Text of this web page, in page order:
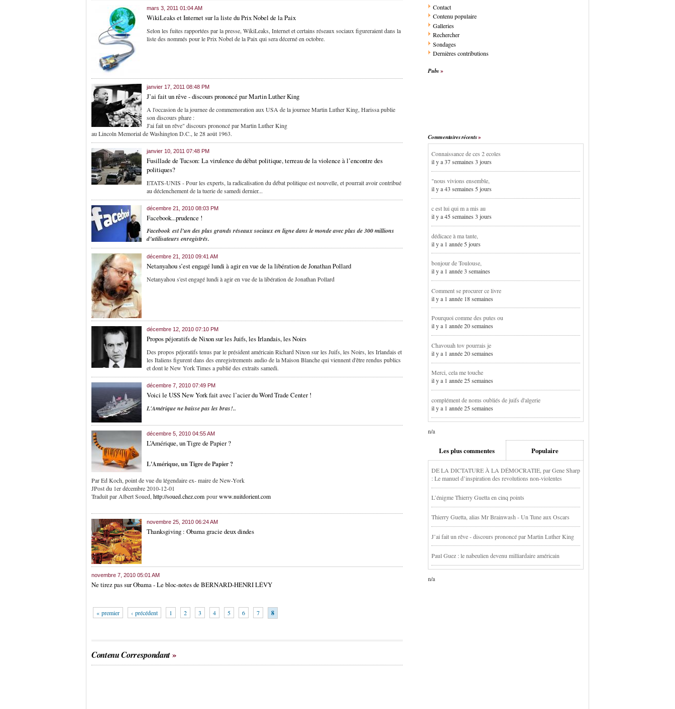
mars 3, 2011 01:04 AM
WikiLeaks et Internet sur la liste du Prix Nobel de la Paix
Selon les fuites rapportées par la presse, WikiLeaks, Internet et certains réseaux sociaux figureraient dans la
liste des nommés pour le Prix Nobel de la Paix qui sera décerné en octobre.
janvier 17, 2011 08:48 PM
J’ai fait un rêve - discours prononcé par Martin Luther King
A l'occasion de la journee de commemoration aux USA de la journee Martin Luther King, Harissa publie
son discours phare :
J'ai fait un rêve" discours prononcé par Martin Luther King
au Lincoln Memorial de Washington D.C., le 28 août 1963.
janvier 10, 2011 07:48 PM
Fusillade de Tucson: La virulence du débat politique, terreau de la violence à l’encontre des
politiques?
ETATS-UNIS - Pour les experts, la radicalisation du débat politique est nouvelle, et pourrait avoir contribué
au déclenchement de la tuerie de samedi dernier...
décembre 21, 2010 08:03 PM
Facebook...prudence !
Facebook est l’un des plus grands réseaux sociaux en ligne dans le monde avec plus de 300 millions
d’utilisateurs enregistrés.
décembre 21, 2010 09:41 AM
Netanyahou s’est engagé lundi à agir en vue de la libération de Jonathan Pollard
Netanyahou s'est engagé lundi à agir en vue de la libération de Jonathan Pollard
décembre 12, 2010 07:10 PM
Propos péjoratifs de Nixon sur les Juifs, les Irlandais, les Noirs
Des propos péjoratifs tenus par le président américain Richard Nixon sur les Juifs, les Noirs, les Irlandais et
les Italiens figurent dans des enregistrements audio de la Maison Blanche qui viennent d'être rendus publics
et dont le New York Times a publié des extraits samedi.
décembre 7, 2010 07:49 PM
Voici le USS New York fait avec l’acier du Word Trade Center !
L'Amérique ne baisse pas les bras!..
décembre 5, 2010 04:55 AM
L’Amérique, un Tigre de Papier ?
L'Amérique, un Tigre de Papier ?
Par Ed Koch, point de vue du légendaire ex- maire de New-York
JPost du 1er décembre 2010-12-01
Traduit par Albert Soued, http://soued.chez.com pourwww.nuitdorient.com
novembre 25, 2010 06:24 AM
Thanksgiving : Obama gracie deux dindes
novembre 7, 2010 05:01 AM
Ne tirez pas sur Obama - Le bloc-notes de BERNARD-HENRI LÉVY
« premier ‹ précédent 1 2 3 4 5 6 7 8
Contenu Correspondant
Contact
Contenu populaire
Galleries
Rechercher
Sondages
Dernières contributions
Pubs
Commentaires récents
Connaissance de ces 2 ecoles
il y a 37 semaines 3 jours
"nous vivions ensemble,
il y a 43 semaines 5 jours
c est lui qui m a mis au
il y a 45 semaines 3 jours
dédicace à ma tante,
il y a 1 année 5 jours
bonjour de Toulouse,
il y a 1 année 3 semaines
Comment se procurer ce livre
il y a 1 année 18 semaines
Pourquoi comme des putes ou
il y a 1 année 20 semaines
Chavouah tov pourrais je
il y a 1 année 20 semaines
Merci, cela me touche
il y a 1 année 25 semaines
complément de noms oubliés de juifs d'algerie
il y a 1 année 25 semaines
n/a
Populaire
Les plus commentes
DE LA DICTATURE À LA DÉMOCRATIE, par Gene Sharp
: Le manuel d’inspiration des revolutions non-violentes
L’énigme Thierry Guetta en cinq points
Thierry Guetta, alias Mr Brainwash - Un Tune aux Oscars
J’ai fait un rêve - discours prononcé par Martin Luther King
Paul Guez : le nabeulien devenu milliardaire américain
n/a